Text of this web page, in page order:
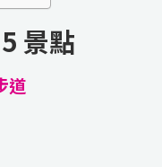
景點
道